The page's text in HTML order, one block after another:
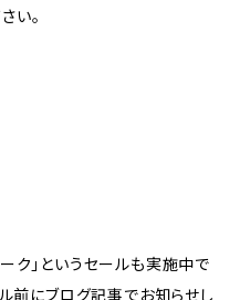
い。
ク」というセールも実施中で
ル前にブログ記事でお知らせし